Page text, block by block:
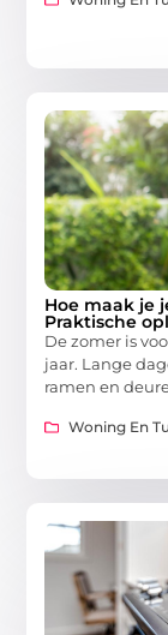
Hoe maak je
Praktische
De zomer is
jaar. Lange
ramen en
Woning En